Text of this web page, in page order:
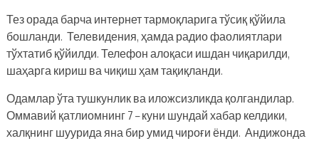
Тез орада барча интернет тармоқларига тўсиқ қўйила
бошланди. Телевидения, ҳамда радио фаолиятлари
тўхтатиб қўйилди. Телефон алоқаси ишдан чиқарилди,
шаҳарга кириш ва чиқиш ҳам тақиқланди.
Одамлар ўта тушкунлик ва иложсизликда қолгандилар.
Оммавий қатлиомнинг 7 – куни шундай хабар келдики,
халқнинг шуурида яна бир умид чироғи ёнди. Андижонда